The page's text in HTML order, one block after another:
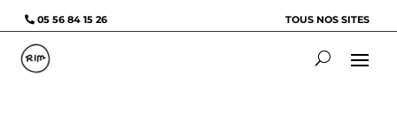
05 56 84 15 26 TOUS NOS SITES